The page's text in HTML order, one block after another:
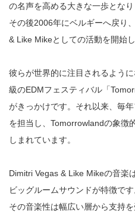
の名声を高める大きな一歩となり
その後2006年にベルギーへ戻り
& Like Mikeとしての活動を開始し
彼らが世界的に注目されるよう
級のEDMフェスティバル「
がきっかけです。それ以来、毎
を担当し、Tomorrowlandの象徴
しまれています。
Dimitri Vegas & Like Mikeの音楽
ビッグルームサウンドが特徴です
その音楽性は幅広い層から支持